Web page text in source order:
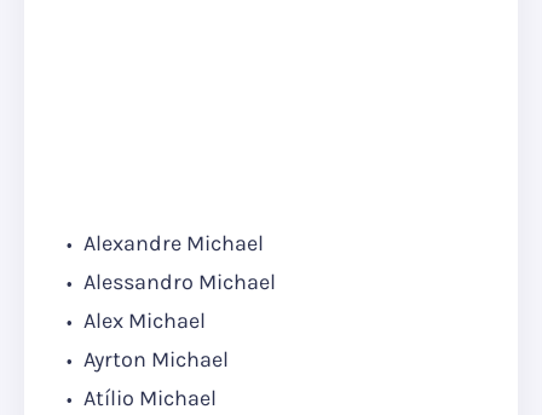
Alexandre Michael
Alessandro Michael
Alex Michael
Ayrton Michael
Atílio Michael